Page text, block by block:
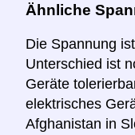
Ähnliche
Die Spannung
Unterschied ist
Geräte
elektrisches
Afghanistan in